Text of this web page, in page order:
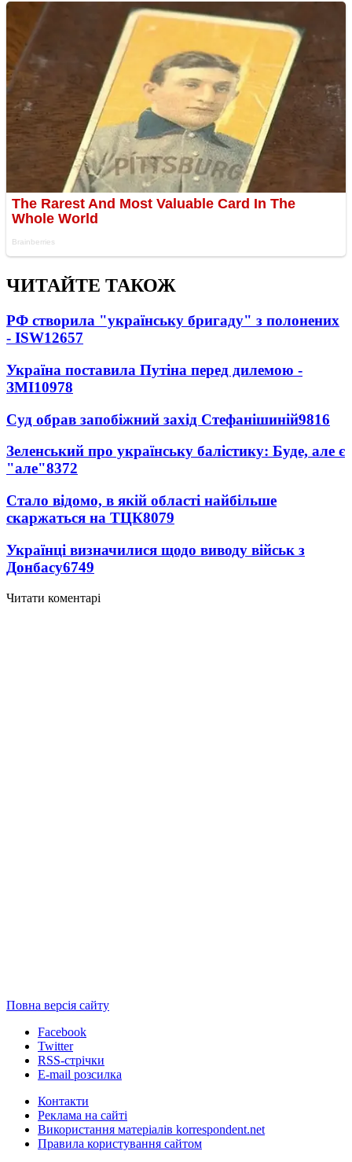
ЧИТАЙТЕ ТАКОЖ
РФ створила "українську бригаду" з полонених
- ISW12657
Україна поставила Путіна перед дилемою -
ЗМІ10978
Суд обрав запобіжний захід Стефанішиній9816
Зеленський про українську балістику: Буде, але є
"але"8372
Стало відомо, в якій області найбільше
скаржаться на ТЦК8079
Українці визначилися щодо виводу військ з
Донбасу6749
Читати коментарі
Повна версія сайту
Facebook
Twitter
RSS-стрічки
E-mail розсилка
Контакти
Реклама на сайті
Використання матеріалів korrespondent.net
Правила користування сайтом